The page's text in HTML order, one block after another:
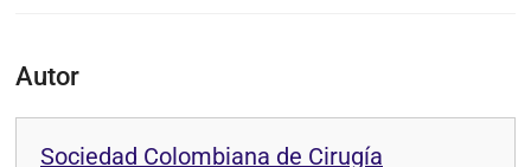
Autor
Sociedad Colombiana de Cirugía